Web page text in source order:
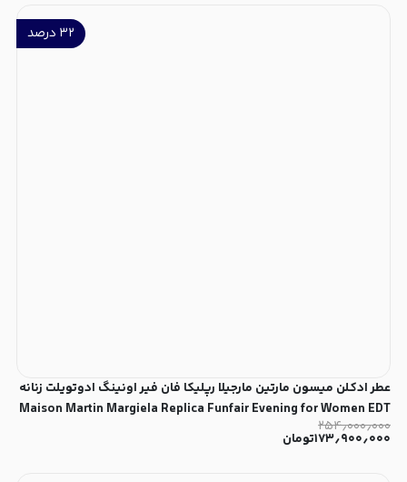
۳۲ درصد
عطر ادکلن میسون مارتین مارجیلا رپلیکا فان فیر اونینگ ادوتویلت زنانه
Maison Martin Margiela Replica Funfair Evening for Women EDT
۲۵۴٫۰۰۰٫۰۰۰
۱۷۳٫۹۰۰٫۰۰۰تومان